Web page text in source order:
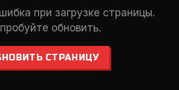
при загрузке страницы.
обновить.
СТРАНИЦУ